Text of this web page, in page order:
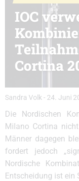
IOC
Cortina
Sandra Volk- 24. Juni
Die Nordischen
Milano Cortina
Männer dagegen
fordert jedoch
Nordische
Entscheidung ist ein